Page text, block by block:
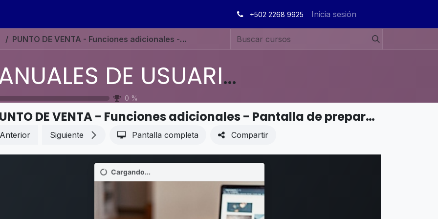
+502 2268 9925 Inicia sesión
PUNTO DE VENTA - Funciones adicionales - Pantalla de preparación
MANUALES DE USUARIO EN ESPAÑOL ODOO 19
0 %
PUNTO DE VENTA - Funciones adicionales - Pantalla de preparación
Anterior Siguiente Pantalla completa Compartir